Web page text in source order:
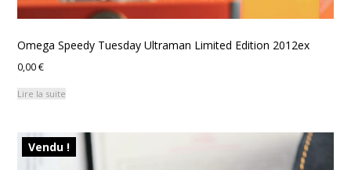
Omega Speedy Tuesday Ultraman Limited Edition 2012ex
0,00€
Lire la suite
Vendu !